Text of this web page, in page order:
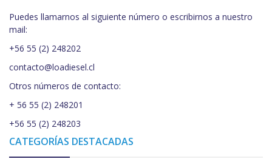
Puedes llamarnos al siguiente número o escribirnos a nuestro
mail:
+56 55 (2) 248202
contacto@loadiesel.cl
Otros números de contacto:
+ 56 55 (2) 248201
+56 55 (2) 248203
CATEGORÍAS DESTACADAS